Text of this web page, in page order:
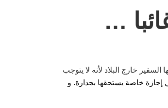
…
خارج البلاد لأنه لا يتوجب
إجازة خاصة يستحقها بجدارة. و